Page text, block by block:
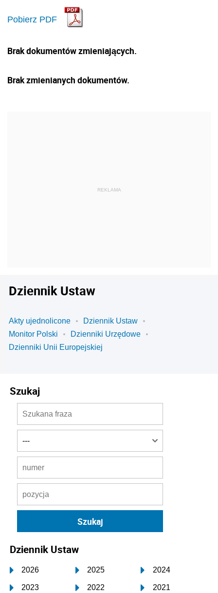
Pobierz PDF
Brak dokumentów zmieniających.
Brak zmienianych dokumentów.
Dziennik Ustaw
Akty ujednolicone
Dziennik Ustaw
Monitor Polski
Dzienniki Urzędowe
Dzienniki Unii Europejskiej
Szukaj
Dziennik Ustaw
2026 2025 2024
2023 2022 2021